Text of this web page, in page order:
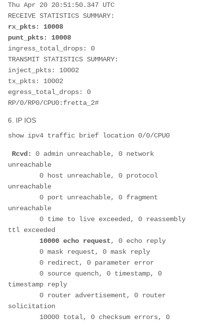
Thu Apr 20 20:51:50.347 UTC
RECEIVE STATISTICS SUMMARY:
rx_pkts: 10008
punt_pkts: 10008
ingress_total_drops: 0
TRANSMIT STATISTICS SUMMARY:
inject_pkts: 10002
tx_pkts: 10002
egress_total_drops: 0
RP/0/RP0/CPU0:fretta_2#
6. IP IOS
show ipv4 traffic brief location 0/0/CPU0
Rcvd:
0 admin unreachable, 0 network
unreachable
0 host unreachable, 0 protocol
unreachable
0 port unreachable, 0 fragment
unreachable
0 time to live exceeded, 0 reassembly
ttl exceeded
10000 echo request, 0 echo reply
0 mask request, 0 mask reply
0 redirect, 0 parameter error
0 source quench, 0 timestamp, 0
timestamp reply
0 router advertisement, 0 router
solicitation
10000 total, 0 checksum errors, 0